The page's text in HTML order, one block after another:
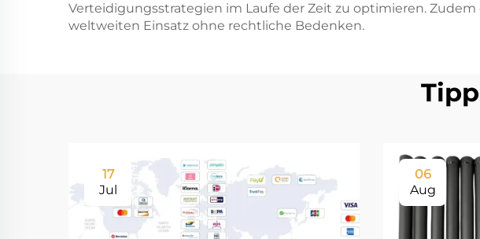
Verteidigungsstrategien im Laufe der Zeit zu optimieren.
weltweiten Einsatz ohne rechtliche Bedenken.
17
Jul
06
Aug